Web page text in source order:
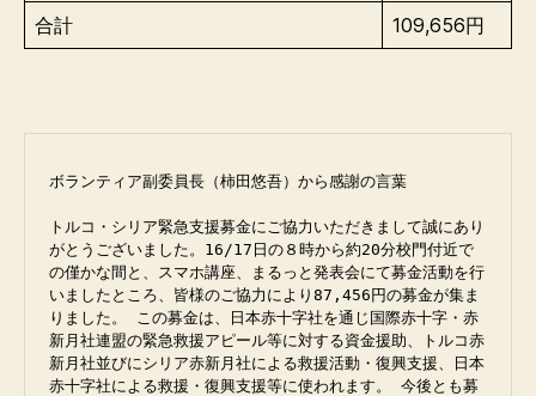
合計 109,656円
ボランティア副委員長（柿田悠吾）から感謝の言葉
トルコ・シリア緊急支援募金にご協力いただきまして誠にあり
がとうございました。16/17日の８時から約20分校門付近で
の僅かな間と、スマホ講座、まるっと発表会にて募金活動を行
いましたところ、皆様のご協力により87,456円の募金が集ま
りました。 この募金は、日本赤十字社を通じ国際赤十字・赤
新月社連盟の緊急救援アピール等に対する資金援助、トルコ赤
新月社並びにシリア赤新月社による救援活動・復興支援、日本
赤十字社による救援・復興支援等に使われます。 今後とも募